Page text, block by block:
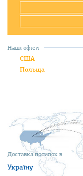
Доставка посилок в
Україну
Наші офіси
США
Польща